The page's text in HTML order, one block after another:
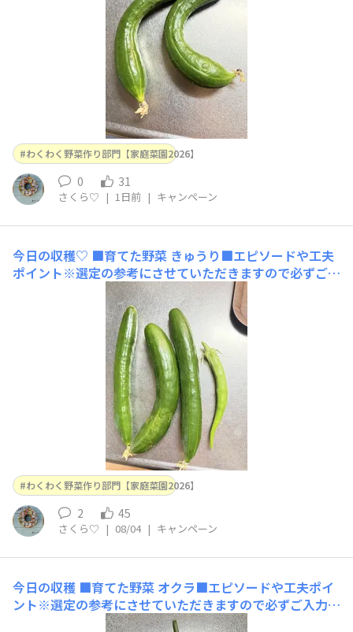
わくわく野菜作り部門【家庭菜園2026】
0 31
さくら♡ | 1日前 | キャンペーン
今日の収穫♡ ■育てた野菜 きゅうり■エピソードや工夫
ポイント※選定の参考にさせていただきますので必ずご入
力くださいきゅうりが最近はコンスタントに毎日2〜3本
取れて嬉しい💕手をかけたら手をかけた分答えてくれるね
わくわく野菜作り部門【家庭菜園2026】
2 45
さくら♡ | 08/04 | キャンペーン
今日の収穫 ■育てた野菜 オクラ■エピソードや工夫ポイ
ント※選定の参考にさせていただきますので必ずご入力く
ださい花は見かけないのに実がなってる🤭なんでかし